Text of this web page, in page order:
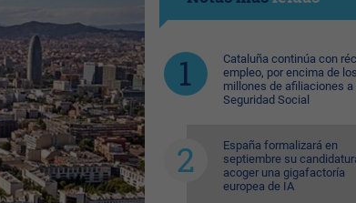
Cataluña continúa con
empleo, por encima de
millones de afiliaciones a
Seguridad Social
España formalizará en
septiembre su
acoger una gigafactoría
europea de IA